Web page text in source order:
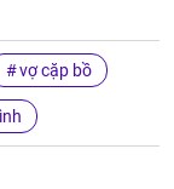
vợ cặp bồ